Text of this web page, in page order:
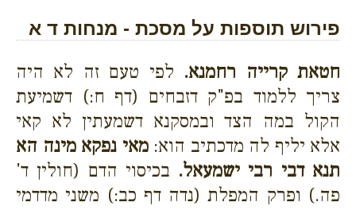
פירוש תוספות על מסכת - מנחות ד א
חטאת קרייה רחמנא. לפי טעם זה לא היה
צריך ללמוד בפ"ק דזבחים (דף ח:) דשמיעת
הקול במה הצד ובמסקנא דשמעתין לא קאי
אלא יליף לה מדכתיב הוא:מאי נפקא מינה הא
תנא דבי רבי ישמעאל. בכיסוי הדם (חולין ד'
פה.) ופרק המפלת (נדה דף כב:) משני מדדמי